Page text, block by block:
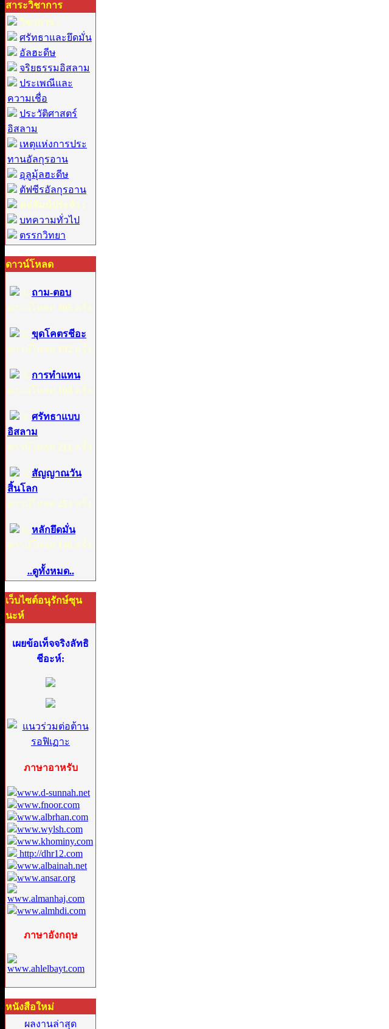
สาระวิชาการ
วิชาการ :
ศรัทธาและยึดมั่น
อัลฮะดีษ
จริยธรรมอิสลาม
ประเพณีและ
ความเชื่อ
ประวัติศาสตร์
อิสลาม
เหตุแห่งการประ
ทานอัลกุรอาน
อุลูมุ้ลฮะดีษ
ตัฟซีรอัลกุรอาน
คอลัมน์ประจำ :
บทความทั่วไป
ตรรกวิทยา
ดาวน์โหลด
1: ถาม-ตอบ
ดาวน์โหลด 305 ครั้ง
2: ขุดโคตรชีอะ
ดาวน์โหลด 192 ครั้ง
3: การทำแทน
ดาวน์โหลด 108 ครั้ง
4: ศรัทธาแบบ
อิสลาม
ดาวน์โหลด 211 ครั้ง
5: สัญญาณวัน
สิ้นโลก
ดาวน์โหลด 253 ครั้ง
6: หลักยึดมั่น
ดาวน์โหลด 146 ครั้ง
..ดูทั้งหมด..
เว็บไซต์อนุรักษ์ซุน
นะห์
เผยข้อเท็จจริงลัทธิ
ชีอะห์:
ภาษาอาหรับ
www.d-sunnah.net
www.fnoor.com
www.albrhan.com
www.wylsh.com
www.khominy.com
http://dhr12.com
www.albainah.net
www.ansar.org
www.almanhaj.com
www.almhdi.com
ภาษาอังกฤษ
www.ahlelbayt.com
หนังสือใหม่
ผลงานล่าสุด